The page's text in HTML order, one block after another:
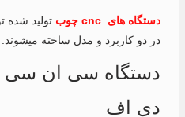
دستگاه های cnc چوب
تولید
در دو کاربرد و مدل ساخته میشوند.
دستگاه سی ان
دی اف